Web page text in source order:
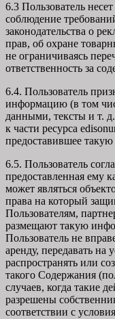
6.3 Пользователь
соблюдение
законодательства о
прав, об охране
не ограничиваясь
ответственность за
6.4. Пользователь
информацию (в том
данными, тексты и т.
к части ресурса
предоставившее
6.5. Пользователь
предоставленная ему
может являться
права на который
Пользователям,
размещают такую
Пользователь не
аренду, передавать на
распространять или
такого Содержания
случаев, когда такие
разрешены
соответствии с